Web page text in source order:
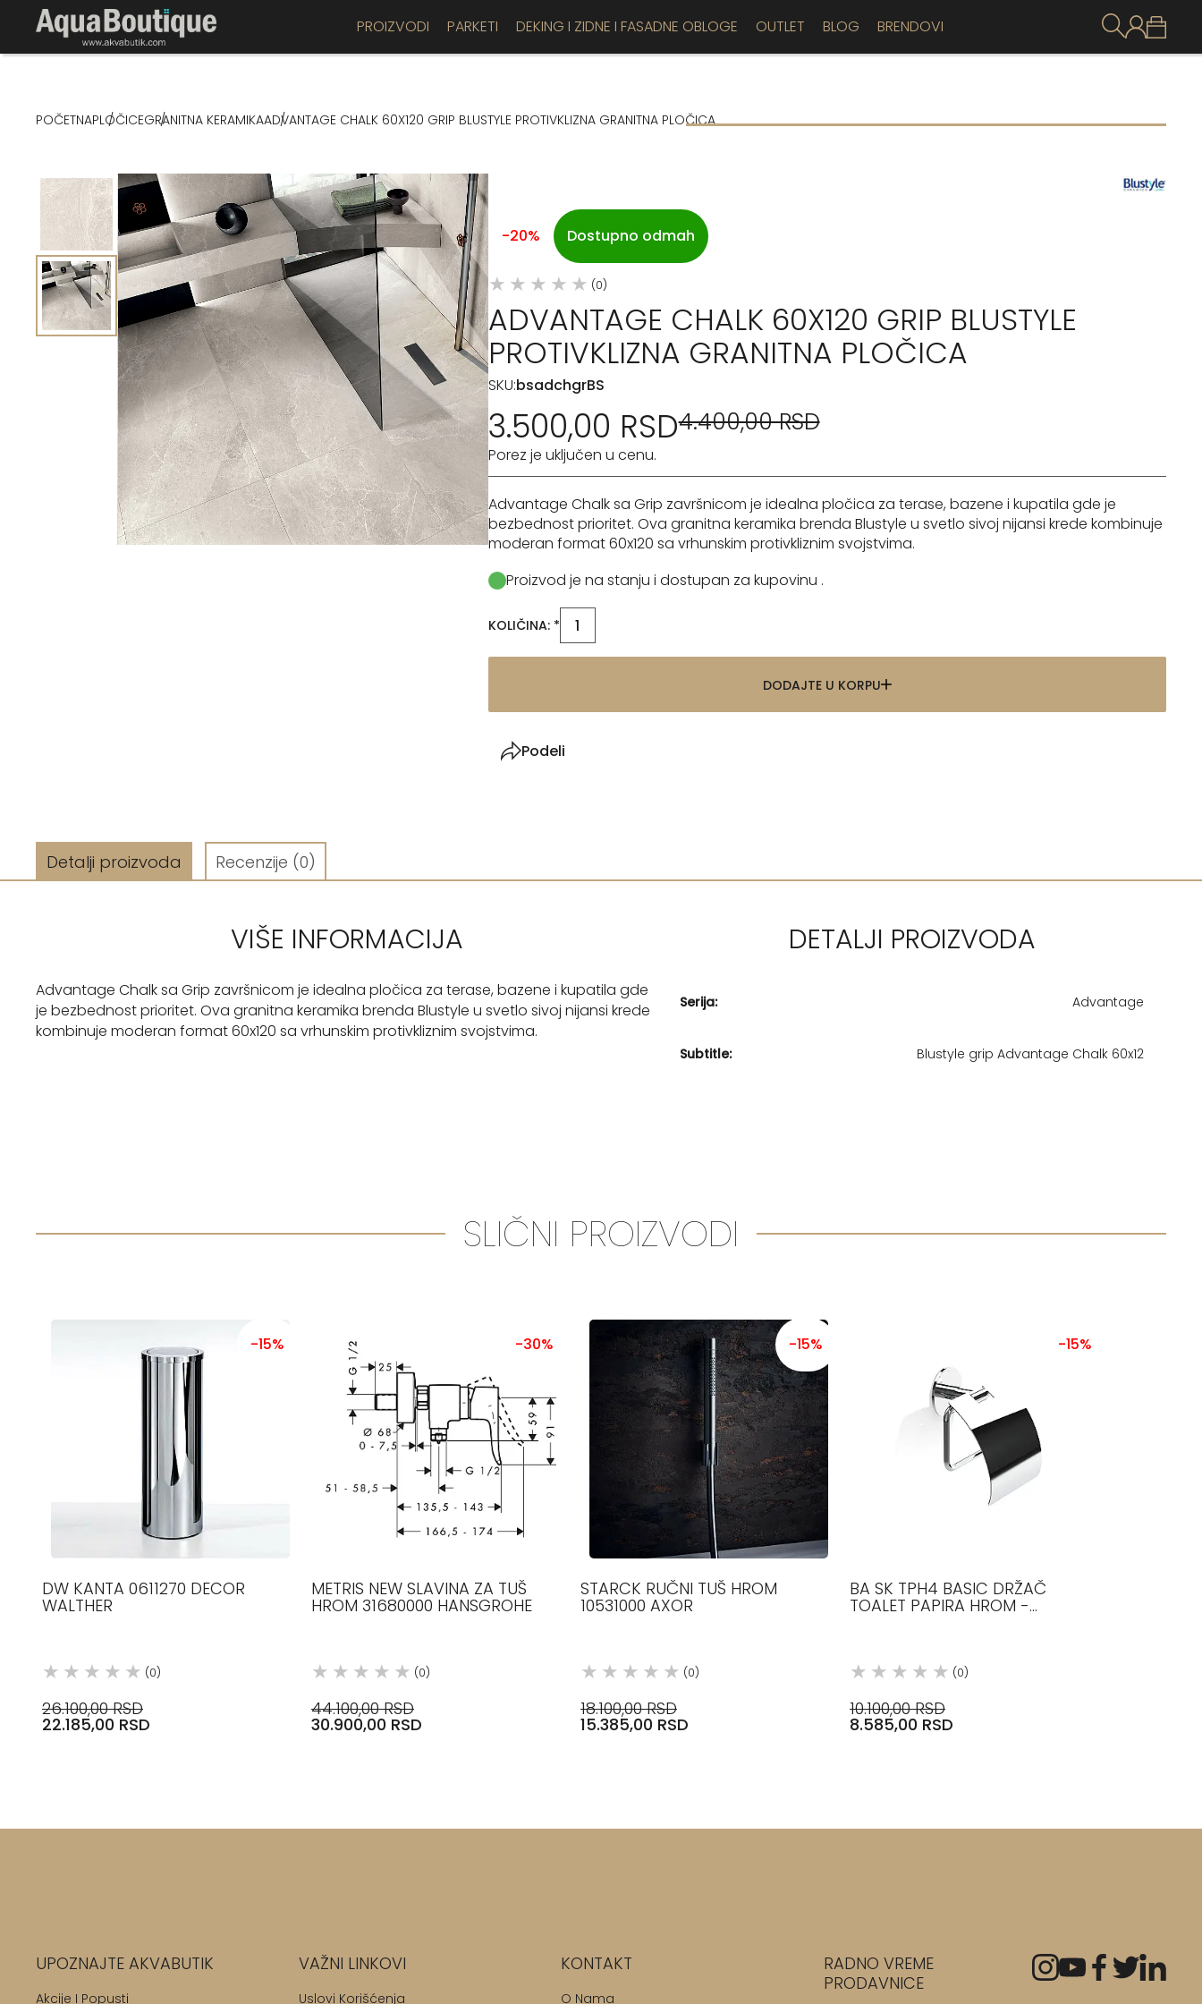
PROIZVODI PARKETI DEKING I ZIDNE I FASADNE OBLOGE OUTLET BLOG BRENDOVI
POČETNAPLOČICEGRANITNA KERAMIKAADVANTAGE CHALK 60X120 GRIP BLUSTYLE PROTIVKLIZNA GRANITNA PLOČICA
-20% Dostupno odmah
(0)
ADVANTAGE CHALK 60X120 GRIP BLUSTYLE
PROTIVKLIZNA GRANITNA PLOČICA
SKU:bsadchgrBS
3.500,00 RSD4.400,00 RSD
Porez je uključen u cenu.
Advantage Chalk sa Grip završnicom je idealna pločica za terase, bazene i kupatila gde je
bezbednost prioritet. Ova granitna keramika brenda Blustyle u svetlo sivoj nijansi krede kombinuje
moderan format 60x120 sa vrhunskim protivkliznim svojstvima.
Proizvod je na stanju i dostupan za kupovinu .
KOLIČINA: *
DODAJTE U KORPU
Podeli
Detalji proizvoda Recenzije (0)
VIŠE INFORMACIJA
Advantage Chalk sa Grip završnicom je idealna pločica za terase, bazene i kupatila gde
je bezbednost prioritet. Ova granitna keramika brenda Blustyle u svetlo sivoj nijansi krede
kombinuje moderan format 60x120 sa vrhunskim protivkliznim svojstvima.
DETALJI PROIZVODA
Serija: Advantage
Subtitle: Blustyle grip Advantage Chalk 60x12
SLIČNI PROIZVODI
-15%
DW KANTA 0611270 DECOR
WALTHER
(0)
26.100,00 RSD
22.185,00 RSD
-30%
METRIS NEW SLAVINA ZA TUŠ
HROM 31680000 HANSGROHE
(0)
44.100,00 RSD
30.900,00 RSD
-15%
STARCK RUČNI TUŠ HROM
10531000 AXOR
(0)
18.100,00 RSD
15.385,00 RSD
-15%
BA SK TPH4 BASIC DRŽAČ
TOALET PAPIRA HROM -
(0)
10.100,00 RSD
8.585,00 RSD
UPOZNAJTE AKVABUTIK
Akcije I Popusti
VAŽNI LINKOVI
Uslovi Korišćenja
KONTAKT
O Nama
RADNO VREME
PRODAVNICE